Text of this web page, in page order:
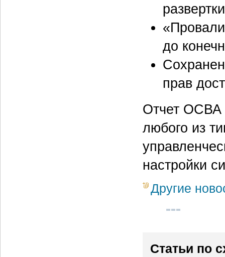
до
прав
Отчет ОСВА
любого из
настройки
Другие
Статьи по